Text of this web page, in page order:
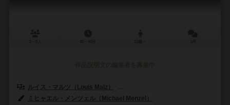
ルイス・マルツ（Louis Malz）
ミヒャエル・メンツェル（Michael Menzel）